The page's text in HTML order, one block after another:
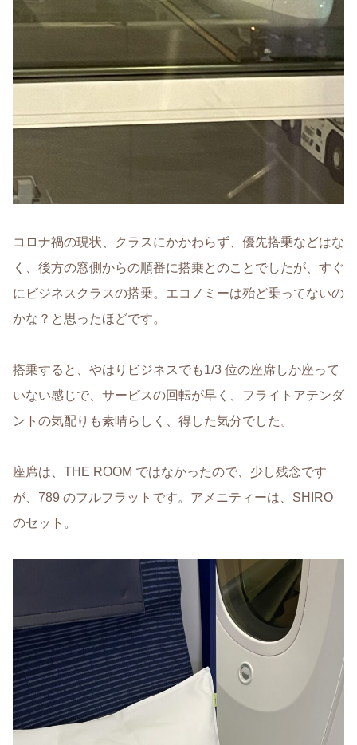
コロナ禍の現状、クラスにかかわらず、優先搭乗などはな
く、後方の窓側からの順番に搭乗とのことでしたが、すぐ
にビジネスクラスの搭乗。エコノミーは殆ど乗ってないの
かな？と思ったほどです。
搭乗すると、やはりビジネスでも1/3 位の座席しか座って
いない感じで、サービスの回転が早く、フライトアテンダ
ントの気配りも素晴らしく、得した気分でした。
座席は、THE ROOM ではなかったので、少し残念です
が、789 のフルフラットです。アメニティーは、SHIRO
のセット。